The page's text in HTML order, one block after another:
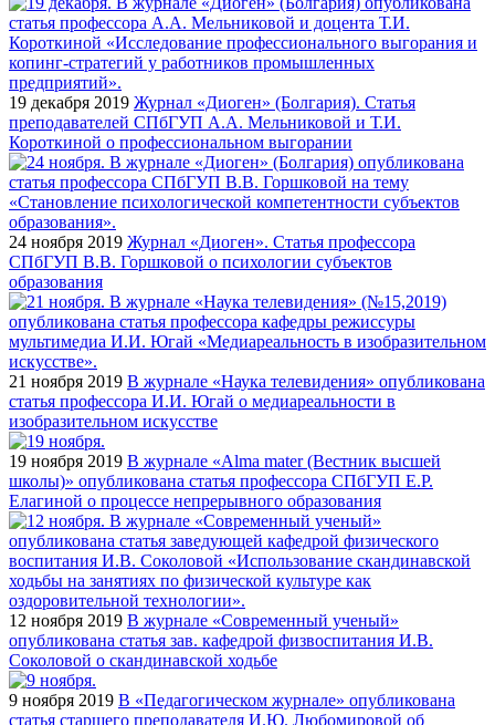
19 декабря 2019 Журнал «Диоген» (Болгария). Статья
преподавателей СПбГУП А.А. Мельниковой и Т.И.
Короткиной о профессиональном выгорании
24 ноября 2019 Журнал «Диоген». Статья профессора
СПбГУП В.В. Горшковой о психологии субъектов
образования
21 ноября 2019 В журнале «Наука телевидения» опубликована
статья профессора И.И. Югай о медиареальности в
изобразительном искусстве
19 ноября 2019 В журнале «Alma mater (Вестник высшей
школы)» опубликована статья профессора СПбГУП Е.Р.
Елагиной о процессе непрерывного образования
12 ноября 2019 В журнале «Современный ученый»
опубликована статья зав. кафедрой физвоспитания И.В.
Соколовой о скандинавской ходьбе
9 ноября 2019 В «Педагогическом журнале» опубликована
статья старшего преподавателя И.Ю. Любомировой об